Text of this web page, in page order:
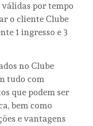
por tempo
o cliente Clube
1 ingresso e 3
no Clube
tudo com
que podem ser
bem como
e vantagens